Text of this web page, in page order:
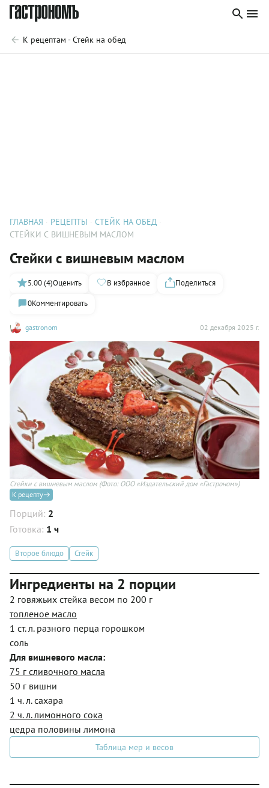
К рецептам - Стейк на обед
ГЛАВНАЯ РЕЦЕПТЫ
СТЕЙК НА ОБЕД
СТЕЙКИ С ВИШНЕВЫМ МАСЛОМ
Стейки с вишневым маслом
gastronom 02 декабря 2025 г.
5.00 (4)Оценить В избранное
Поделиться
0Комментировать
Стейки с вишневым маслом (Фото: ООО «Издательский дом «Гастроном»)
К рецепту
Порций: 2
Готовка: 1 ч
Второе блюдо Стейк
Ингредиенты на 2 порции
2 говяжьих стейка весом по 200 г
топленое масло
1 ст. л. разного перца горошком
соль
Для вишневого масла:
75 г сливочного масла
50 г вишни
1 ч. л. сахара
2 ч. л. лимонного сока
цедра половины лимона
Таблица мер и весов